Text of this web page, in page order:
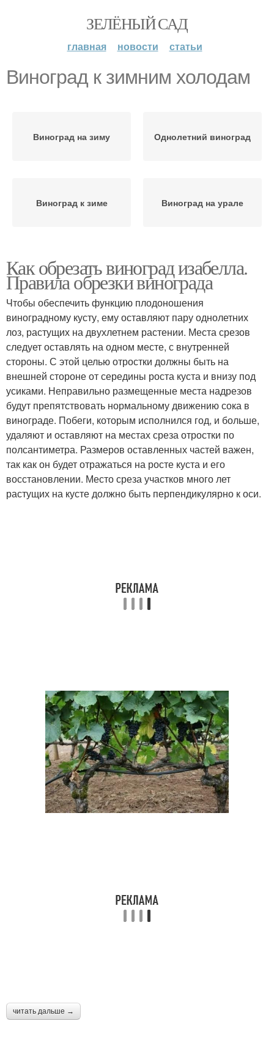
ЗЕЛЁНЫЙ САД
главная новости статьи
Виноград к зимним холодам
Виноград на зиму Однолетний виноград
Виноград к зиме Виноград на урале
Как обрезать виноград изабелла.
Правила обрезки винограда
Чтобы обеспечить функцию плодоношения
виноградному кусту, ему оставляют пару однолетних
лоз, растущих на двухлетнем растении. Места срезов
следует оставлять на одном месте, с внутренней
стороны. С этой целью отростки должны быть на
внешней стороне от середины роста куста и внизу под
усиками. Неправильно размещенные места надрезов
будут препятствовать нормальному движению сока в
винограде. Побеги, которым исполнился год, и больше,
удаляют и оставляют на местах среза отростки по
полсантиметра. Размеров оставленных частей важен,
так как он будет отражаться на росте куста и его
восстановлении. Место среза участков много лет
растущих на кусте должно быть перпендикулярно к оси.
читать дальше →